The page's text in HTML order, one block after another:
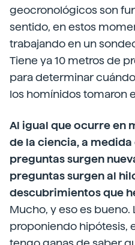
geocronológicos son
sentido, en estos
trabajando en un
Tiene ya 10 metros de
para determinar
los homínidos tomaron
Al igual que ocurre en
de la ciencia, a
preguntas surgen
preguntas surgen al
descubrimientos que
Mucho, y eso es bueno.
proponiendo hipótesis,